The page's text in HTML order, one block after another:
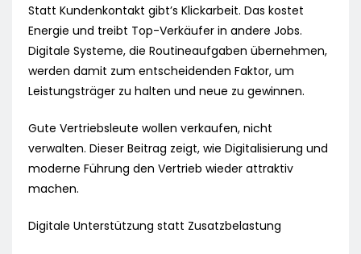
Statt Kundenkontakt gibt’s Klickarbeit. Das kostet
Energie und treibt Top-Verkäufer in andere Jobs.
Digitale Systeme, die Routineaufgaben übernehmen,
werden damit zum entscheidenden Faktor, um
Leistungsträger zu halten und neue zu gewinnen.
Gute Vertriebsleute wollen verkaufen, nicht
verwalten. Dieser Beitrag zeigt, wie Digitalisierung und
moderne Führung den Vertrieb wieder attraktiv
machen.
Digitale Unterstützung statt Zusatzbelastung